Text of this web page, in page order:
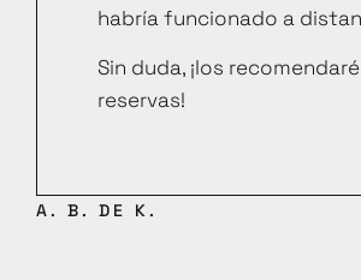
habría funcionado a
Sin duda, ¡los
reservas!
A. B. DE K.